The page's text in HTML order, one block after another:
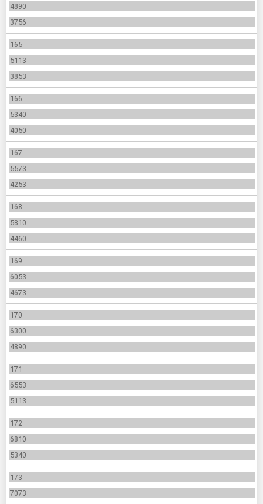
4890
3756
165
5113
3853
166
5340
4050
167
5573
4253
168
5810
4460
169
6053
4673
170
6300
4890
171
6553
5113
172
6810
5340
173
7073